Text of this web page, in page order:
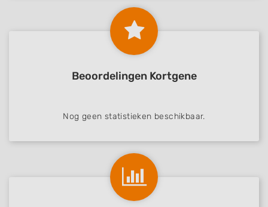
Beoordelingen Kortgene
Nog geen statistieken beschikbaar.